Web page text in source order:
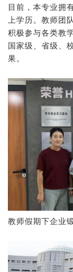
目前，本专业拥
上学历。教师团
积极参与各类教
国家级、省级、
果。
教师假期下企业